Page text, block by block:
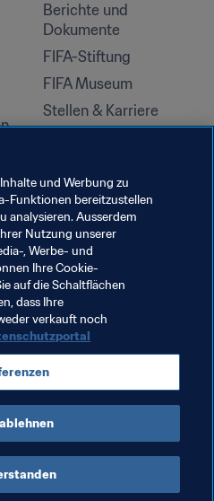
Berichte und
Dokumente
FIFA-Stiftung
FIFA Museum
Stellen & Karriere
vorbehalten.
und Werbung zu
Funktionen bereitzustellen
analysieren. Ausserdem
Nutzung unserer
, Werbe- und
Ihre Cookie-
auf die Schaltflächen
dass Ihre
verkauft noch